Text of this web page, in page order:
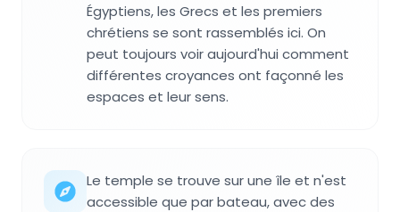
Égyptiens, les Grecs et les premiers
chrétiens se sont rassemblés ici. On
peut toujours voir aujourd'hui comment
différentes croyances ont façonné les
espaces et leur sens.
Le temple se trouve sur une île et n'est
accessible que par bateau, avec des